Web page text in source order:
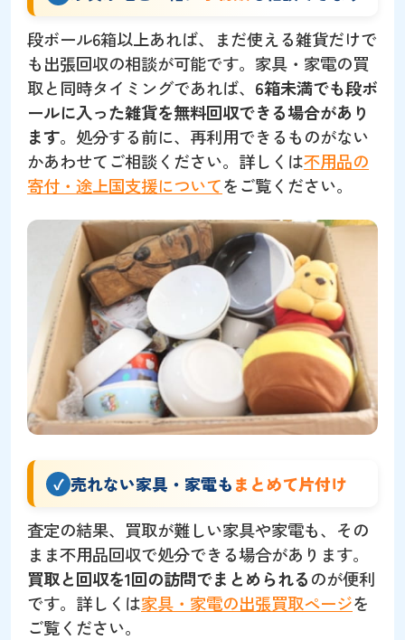
段ボール6箱以上あれば、まだ使える雑貨だけで
も出張回収の相談が可能です。家具・家電の買
取と同時タイミングであれば、 6箱未満でも段ボ
ールに入った雑貨を無料回収できる場合があり
ます。処分する前に、再利用できるものがない
かあわせてご相談ください。詳しくは不用品の
寄付・途上国支援についてをご覧ください。
売れない家具・家電もまとめて片付け
査定の結果、買取が難しい家具や家電も、その
まま不用品回収で処分できる場合があります。
買取と回収を1回の訪問でまとめられるのが便利
です。詳しくは家具・家電の出張買取ページを
ご覧ください。